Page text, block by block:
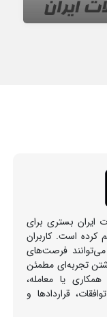
ایران بستری برای
کرده است. کاربران
فرصت‌های
تجربه‌ای مطمئن
یا معامله،
قراردادها و